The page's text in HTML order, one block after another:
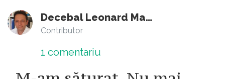
Decebal Leonard Marin
Contributor
1 comentariu